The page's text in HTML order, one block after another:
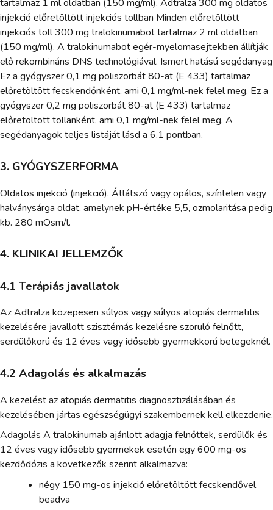
tartalmaz 1 ml oldatban (150 mg/ml). Adtralza 300 mg oldatos
injekció előretöltött injekciós tollban Minden előretöltött
injekciós toll 300 mg tralokinumabot tartalmaz 2 ml oldatban
(150 mg/ml). A tralokinumabot egér-myelomasejtekben állítják
elő rekombináns DNS technológiával. Ismert hatású segédanyag
Ez a gyógyszer 0,1 mg poliszorbát 80-at (E 433) tartalmaz
előretöltött fecskendőnként, ami 0,1 mg/ml-nek felel meg. Ez a
gyógyszer 0,2 mg poliszorbát 80-at (E 433) tartalmaz
előretöltött tollanként, ami 0,1 mg/ml-nek felel meg. A
segédanyagok teljes listáját lásd a 6.1 pontban.
3. GYÓGYSZERFORMA
Oldatos injekció (injekció). Átlátszó vagy opálos, színtelen vagy
halványsárga oldat, amelynek pH-értéke 5,5, ozmolaritása pedig
kb. 280 mOsm/l.
4. KLINIKAI JELLEMZŐK
4.1 Terápiás javallatok
Az Adtralza közepesen súlyos vagy súlyos atopiás dermatitis
kezelésére javallott szisztémás kezelésre szoruló felnőtt,
serdülőkorú és 12 éves vagy idősebb gyermekkorú betegeknél.
4.2 Adagolás és alkalmazás
A kezelést az atopiás dermatitis diagnosztizálásában és
kezelésében jártas egészségügyi szakembernek kell elkezdenie.
Adagolás A tralokinumab ajánlott adagja felnőttek, serdülők és
12 éves vagy idősebb gyermekek esetén egy 600 mg-os
kezdődózis a következők szerint alkalmazva:
négy 150 mg-os injekció előretöltött fecskendővel
beadva